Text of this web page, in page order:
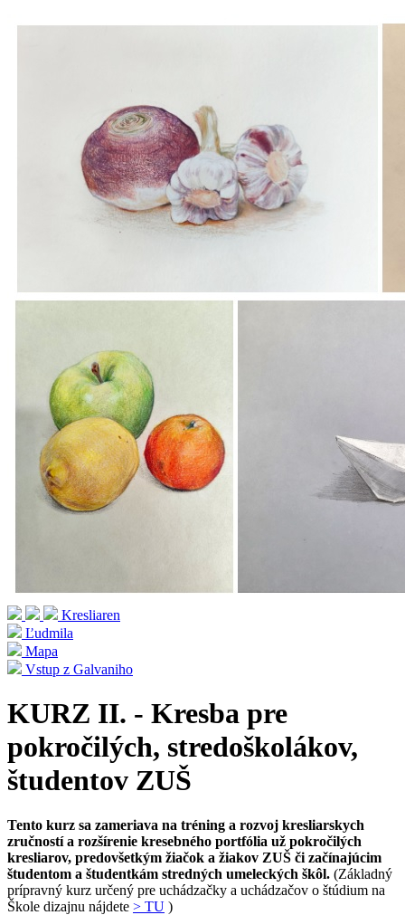
Kresliaren
Ľudmila
Mapa
Vstup z Galvaniho
KURZ II. - Kresba pre
pokročilých, stredoškolákov,
študentov ZUŠ
Tento kurz sa zameriava na tréning a rozvoj kresliarskych
zručností a rozšírenie kresebného portfólia už pokročilých
kresliarov, predovšetkým žiačok a žiakov ZUŠ či začínajúcim
študentom a študentkám stredných umeleckých škôl. (Základný
prípravný kurz určený pre uchádzačky a uchádzačov o štúdium na
Škole dizajnu nájdete > TU )